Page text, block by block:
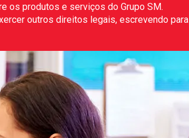
os produtos e serviços do Grupo SM.
outros direitos legais, escrevendo para